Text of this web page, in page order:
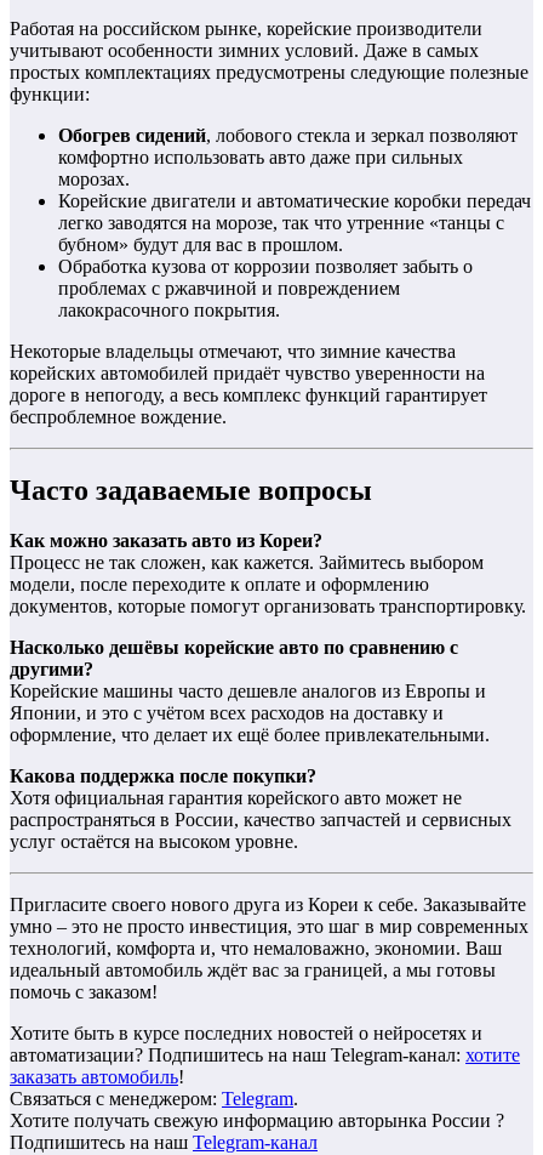
Работая на российском рынке, корейские производители
учитывают особенности зимних условий. Даже в самых
простых комплектациях предусмотрены следующие полезные
функции:
Обогрев сидений, лобового стекла и зеркал позволяют
комфортно использовать авто даже при сильных
морозах.
Корейские двигатели и автоматические коробки передач
легко заводятся на морозе, так что утренние «танцы с
бубном» будут для вас в прошлом.
Обработка кузова от коррозии позволяет забыть о
проблемах с ржавчиной и повреждением
лакокрасочного покрытия.
Некоторые владельцы отмечают, что зимние качества
корейских автомобилей придаёт чувство уверенности на
дороге в непогоду, а весь комплекс функций гарантирует
беспроблемное вождение.
Часто задаваемые вопросы
Как можно заказать авто из Кореи?
Процесс не так сложен, как кажется. Займитесь выбором
модели, после переходите к оплате и оформлению
документов, которые помогут организовать транспортировку.
Насколько дешёвы корейские авто по сравнению с
другими?
Корейские машины часто дешевле аналогов из Европы и
Японии, и это с учётом всех расходов на доставку и
оформление, что делает их ещё более привлекательными.
Какова поддержка после покупки?
Хотя официальная гарантия корейского авто может не
распространяться в России, качество запчастей и сервисных
услуг остаётся на высоком уровне.
Пригласите своего нового друга из Кореи к себе. Заказывайте
умно – это не просто инвестиция, это шаг в мир современных
технологий, комфорта и, что немаловажно, экономии. Ваш
идеальный автомобиль ждёт вас за границей, а мы готовы
помочь с заказом!
Хотите быть в курсе последних новостей о нейросетях и
автоматизации? Подпишитесь на наш Telegram-канал: хотите
заказать автомобиль!
Связаться с менеджером: Telegram.
Хотите получать свежую информацию авторынка России ?
Подпишитесь на наш Telegram-канал